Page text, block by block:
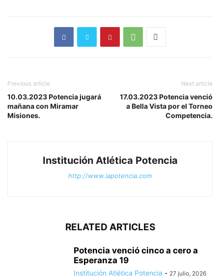
Previous article
10.03.2023 Potencia jugará
mañana con Miramar
Misiones.
Next article
17.03.2023 Potencia venció
a Bella Vista por el Torneo
Competencia.
Institución Atlética Potencia
http://www.iapotencia.com
RELATED ARTICLES
Potencia venció cinco a cero a
Esperanza 19
Institución Atlética Potencia - 27 julio, 2026